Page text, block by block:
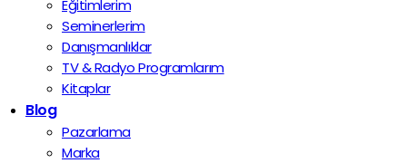
Eğitimlerim
Seminerlerim
Danışmanlıklar
TV & Radyo Programlarım
Kitaplar
Blog
Pazarlama
Marka